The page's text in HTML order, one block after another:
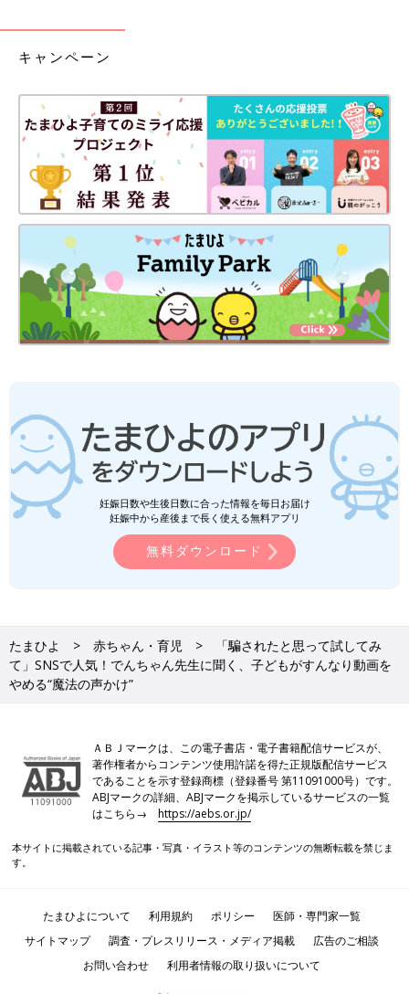
キャンペーン
妊娠日数や生後日数に合った情報を毎日お届け
妊娠中から産後まで長く使える無料アプリ
無料ダウンロード
たまひよ 赤ちゃん・育児
「騙されたと思って試してみ
て」SNSで人気！でんちゃん先生に聞く、子どもがすんなり動画を
やめる“魔法の声かけ”
ＡＢＪマークは、この電子書店・電子書籍配信サービスが、
著作権者からコンテンツ使用許諾を得た正規版配信サービス
であることを示す登録商標（登録番号 第11091000号）です。
ABJマークの詳細、ABJマークを掲示しているサービスの一覧
はこちら→https://aebs.or.jp/
本サイトに掲載されている記事・写真・イラスト等のコンテンツの無断転載を禁じま
す。
たまひよについて 利用規約 ポリシー
医師・専門家一覧
サイトマップ
調査・プレスリリース・メディア掲載
広告のご相談
お問い合わせ
利用者情報の取り扱いについて